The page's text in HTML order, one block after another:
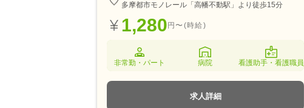
多摩都市モノレール「高幡不動駅」より徒歩15分
1,280円〜(時給)
非常勤・パート 病院 看護助手・看護職員
求人詳細